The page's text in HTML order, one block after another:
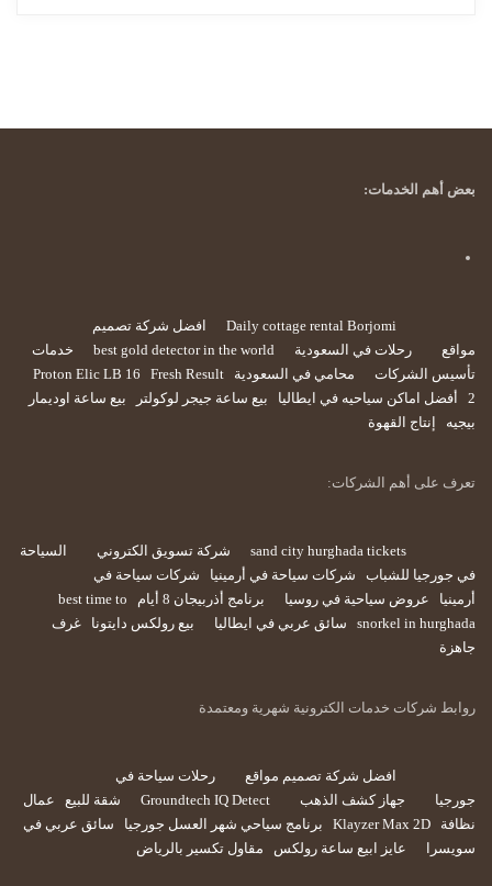
بعض أهم الخدمات:
Daily cottage rental Borjomi
افضل شركة تصميم
مواقع
رحلات في السعودية best gold detector in the world
خدمات
تأسيس الشركات
محامي في السعودية Proton Elic LB 16
Fresh Result
2
أفضل اماكن سياحيه في ايطاليا بيع ساعة جيجر لوكولتر
بيع ساعة اوديمار
بيجيه
إنتاج القهوة
تعرف على أهم الشركات:
sand city hurghada tickets شركة تسويق الكتروني
السياحة
في جورجيا للشباب
شركات سياحة في أرمينيا
شركات سياحة في
أرمينيا
عروض سياحية في روسيا برنامج أذربيجان 8 أيام
best time to
snorkel in hurghada
سائق عربي في ايطاليا بيع رولكس دايتونا
غرف
جاهزة
روابط شركات خدمات الكترونية شهرية ومعتمدة
افضل شركة تصميم مواقع
رحلات سياحة في
جورجيا
جهاز كشف الذهب Groundtech IQ Detect شقة للبيع
عمال
نظافة
Klayzer Max 2D برنامج سياحي شهر العسل جورجيا
سائق عربي في
سويسرا
عايز ابيع ساعة رولكس مقاول تكسير بالرياض